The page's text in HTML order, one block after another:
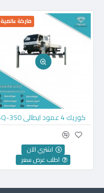
ماركة عالمية
كوريك 4 عمود ايطالي SQ-350
اشتري الآن
اطلب عرض سعر